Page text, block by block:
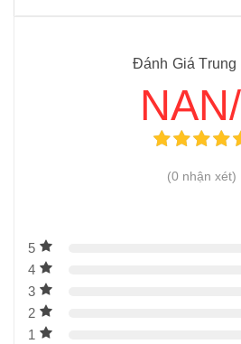
Đánh Giá Trung
(0 nhận xét)
5
4
3
2
1